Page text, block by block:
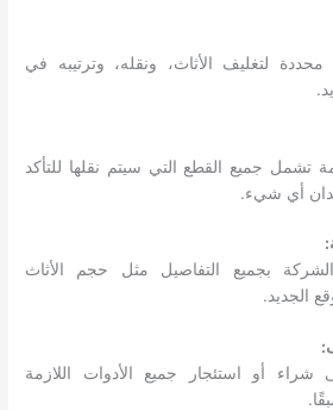
محددة لتغليف الأثاث، ونقله، وترتيبه في
تشمل جميع القطع التي سيتم نقلها للتأكد
أي شيء.
بجميع التفاصيل مثل حجم الأثاث
الجديد.
أو استئجار جميع الأدوات اللازمة